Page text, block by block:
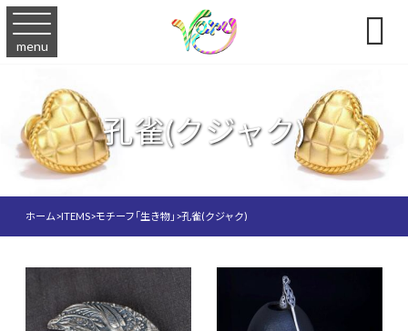
menu 
孔雀(クジャク)
ホーム>ITEMS>モチーフ「生き物」>孔雀(クジャク)